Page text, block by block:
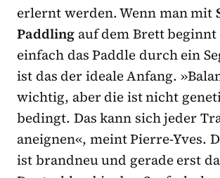
erlernt werden. Wenn man mit
Paddling auf dem Brett
einfach das Paddle durch ein
ist das der ideale Anfang.
wichtig, aber die ist nicht
bedingt. Das kann sich jeder
aneignen«, meint Pierre-Yves.
ist brandneu und gerade erst